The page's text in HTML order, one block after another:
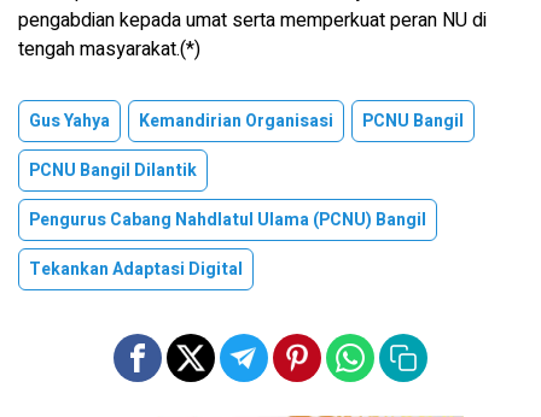
pengabdian kepada umat serta memperkuat peran NU di
tengah masyarakat.(*)
Gus Yahya Kemandirian Organisasi
PCNU Bangil
PCNU Bangil Dilantik
Pengurus Cabang Nahdlatul Ulama (PCNU) Bangil
Tekankan Adaptasi Digital